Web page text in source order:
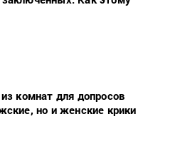
комнат для допросов
но и женские крики